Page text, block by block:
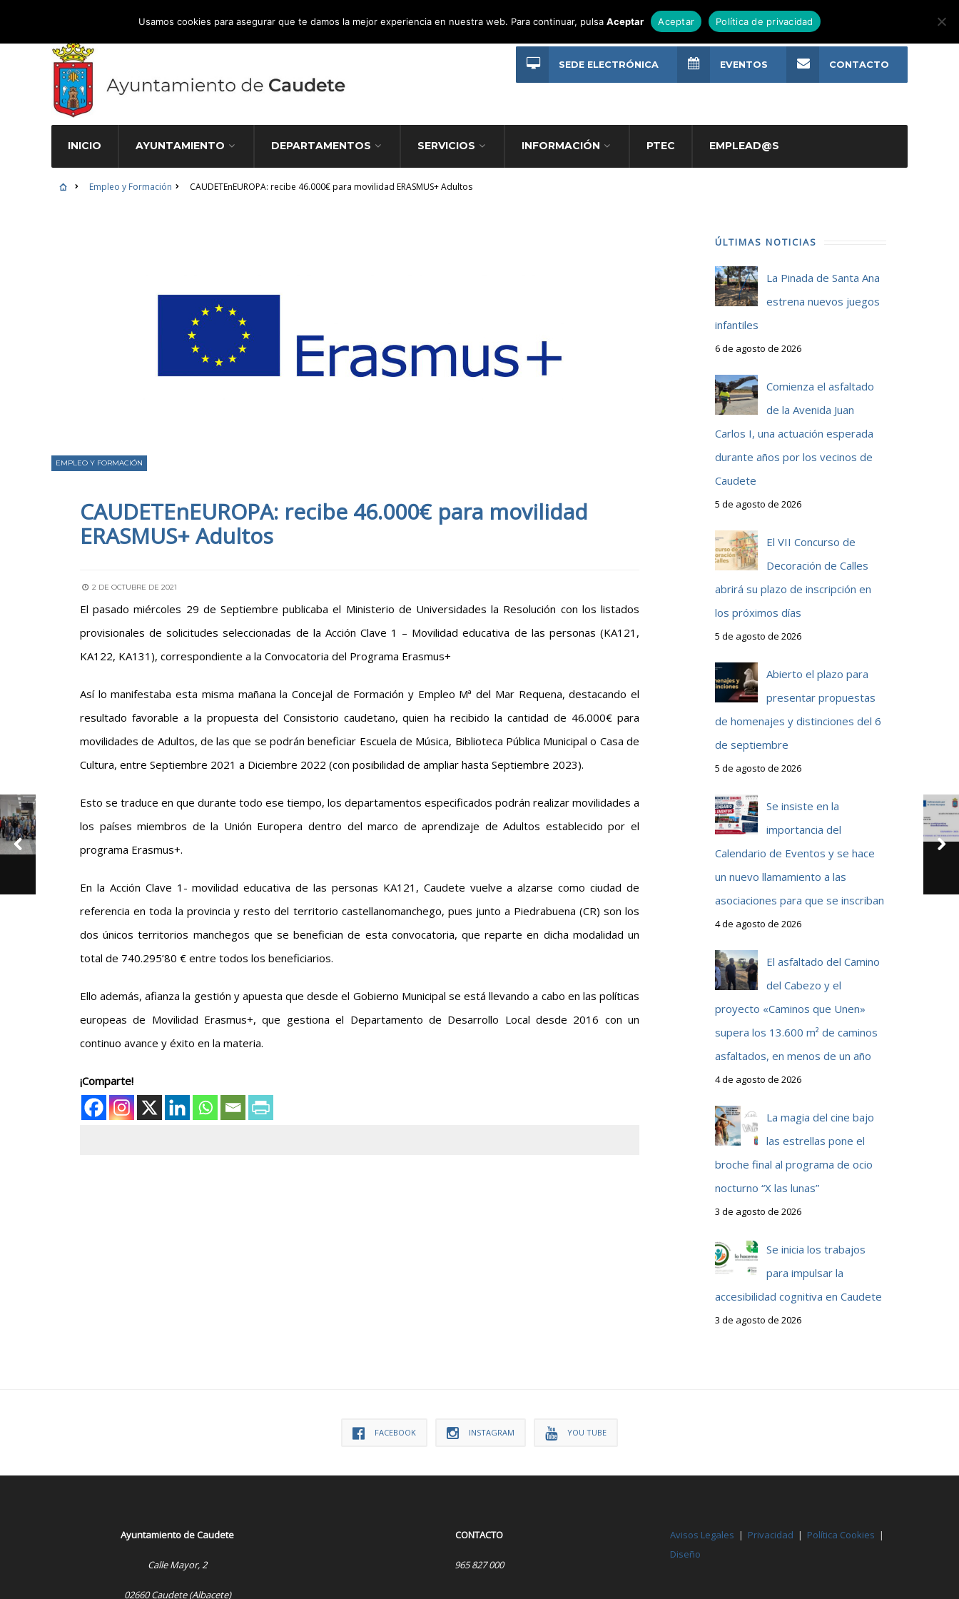
Atención Ciudadana 965 827 000
INICIO AYUNTAMIENTO DEPARTAMENTOS SERVICIOS INFORMACIÓN PTEC EMPLEAD@S
SEDE ELECTRÓNICA EVENTOS CONTACTO
Empleo y Formación CAUDETEnEUROPA: recibe 46.000€ para movilidad ERASMUS+ Adultos
EMPLEO Y FORMACIÓN
CAUDETEnEUROPA: recibe 46.000€ para movilidad
ERASMUS+ Adultos
2 DE OCTUBRE DE 2021
El pasado miércoles 29 de Septiembre publicaba el Ministerio de Universidades la Resolución con los listados
provisionales de solicitudes seleccionadas de la Acción Clave 1 – Movilidad educativa de las personas (KA121,
KA122, KA131), correspondiente a la Convocatoria del Programa Erasmus+
Así lo manifestaba esta misma mañana la Concejal de Formación y Empleo Mª del Mar Requena, destacando el
resultado favorable a la propuesta del Consistorio caudetano, quien ha recibido la cantidad de 46.000€ para
movilidades de Adultos, de las que se podrán beneficiar Escuela de Música, Biblioteca Pública Municipal o Casa de
Cultura, entre Septiembre 2021 a Diciembre 2022 (con posibilidad de ampliar hasta Septiembre 2023).
Esto se traduce en que durante todo ese tiempo, los departamentos especificados podrán realizar movilidades a
los países miembros de la Unión Europera dentro del marco de aprendizaje de Adultos establecido por el
programa Erasmus+.
En la Acción Clave 1- movilidad educativa de las personas KA121, Caudete vuelve a alzarse como ciudad de
referencia en toda la provincia y resto del territorio castellanomanchego, pues junto a Piedrabuena (CR) son los
dos únicos territorios manchegos que se benefician de esta convocatoria, que reparte en dicha modalidad un
total de 740.295’80 € entre todos los beneficiarios.
Ello además, afianza la gestión y apuesta que desde el Gobierno Municipal se está llevando a cabo en las políticas
europeas de Movilidad Erasmus+, que gestiona el Departamento de Desarrollo Local desde 2016 con un
continuo avance y éxito en la materia.
¡Comparte!
ÚLTIMAS NOTICIAS
La Pinada de Santa Ana
estrena nuevos juegos
infantiles
6 de agosto de 2026
Comienza el asfaltado
de la Avenida Juan
Carlos I, una actuación esperada
durante años por los vecinos de
Caudete
5 de agosto de 2026
El VII Concurso de
Decoración de Calles
abrirá su plazo de inscripción en
los próximos días
5 de agosto de 2026
Abierto el plazo para
presentar propuestas
de homenajes y distinciones del 6
de septiembre
5 de agosto de 2026
Se insiste en la
importancia del
Calendario de Eventos y se hace
un nuevo llamamiento a las
asociaciones para que se inscriban
4 de agosto de 2026
El asfaltado del Camino
del Cabezo y el
proyecto «Caminos que Unen»
supera los 13.600 m² de caminos
asfaltados, en menos de un año
4 de agosto de 2026
La magia del cine bajo
las estrellas pone el
broche final al programa de ocio
nocturno “X las lunas”
3 de agosto de 2026
Se inicia los trabajos
para impulsar la
accesibilidad cognitiva en Caudete
3 de agosto de 2026
FACEBOOK INSTAGRAM YOU TUBE
Ayuntamiento de Caudete
Calle Mayor, 2
02660 Caudete (Albacete)
CONTACTO
965 827 000
Avisos Legales | Privacidad | Política Cookies |
Diseño
Usamos cookies para asegurar que te damos la mejor experiencia en nuestra web. Para continuar, pulsaAceptar Aceptar Política de privacidad